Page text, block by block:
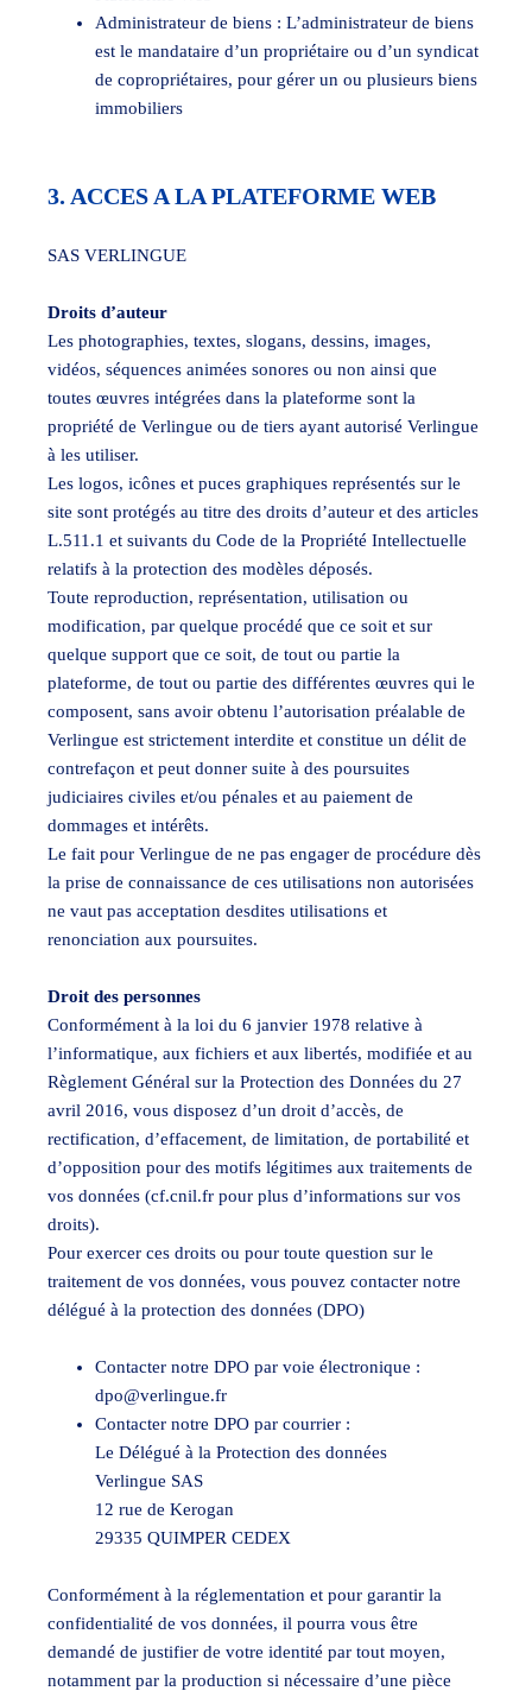
Administrateur de biens : L’administrateur de biens
est le mandataire d’un propriétaire ou d’un syndicat
de copropriétaires, pour gérer un ou plusieurs biens
immobiliers
3. ACCES A LA PLATEFORME WEB
SAS VERLINGUE
Droits d’auteur
Les photographies, textes, slogans, dessins, images,
vidéos, séquences animées sonores ou non ainsi que
toutes œuvres intégrées dans la plateforme sont la
propriété de Verlingue ou de tiers ayant autorisé Verlingue
à les utiliser.
Les logos, icônes et puces graphiques représentés sur le
site sont protégés au titre des droits d’auteur et des articles
L.511.1 et suivants du Code de la Propriété Intellectuelle
relatifs à la protection des modèles déposés.
Toute reproduction, représentation, utilisation ou
modification, par quelque procédé que ce soit et sur
quelque support que ce soit, de tout ou partie la
plateforme, de tout ou partie des différentes œuvres qui le
composent, sans avoir obtenu l’autorisation préalable de
Verlingue est strictement interdite et constitue un délit de
contrefaçon et peut donner suite à des poursuites
judiciaires civiles et/ou pénales et au paiement de
dommages et intérêts.
Le fait pour Verlingue de ne pas engager de procédure dès
la prise de connaissance de ces utilisations non autorisées
ne vaut pas acceptation desdites utilisations et
renonciation aux poursuites.
Droit des personnes
Conformément à la loi du 6 janvier 1978 relative à
l’informatique, aux fichiers et aux libertés, modifiée et au
Règlement Général sur la Protection des Données du 27
avril 2016, vous disposez d’un droit d’accès, de
rectification, d’effacement, de limitation, de portabilité et
d’opposition pour des motifs légitimes aux traitements de
vos données (cf.cnil.fr pour plus d’informations sur vos
droits).
Pour exercer ces droits ou pour toute question sur le
traitement de vos données, vous pouvez contacter notre
délégué à la protection des données (DPO)
Contacter notre DPO par voie électronique :
dpo@verlingue.fr
Contacter notre DPO par courrier :
Le Délégué à la Protection des données
Verlingue SAS
12 rue de Kerogan
29335 QUIMPER CEDEX
Conformément à la réglementation et pour garantir la
confidentialité de vos données, il pourra vous être
demandé de justifier de votre identité par tout moyen,
notamment par la production si nécessaire d’une pièce